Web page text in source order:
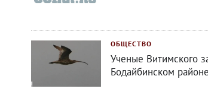
ОБЩЕСТВО
Ученые Витимского
Бодайбинском районе